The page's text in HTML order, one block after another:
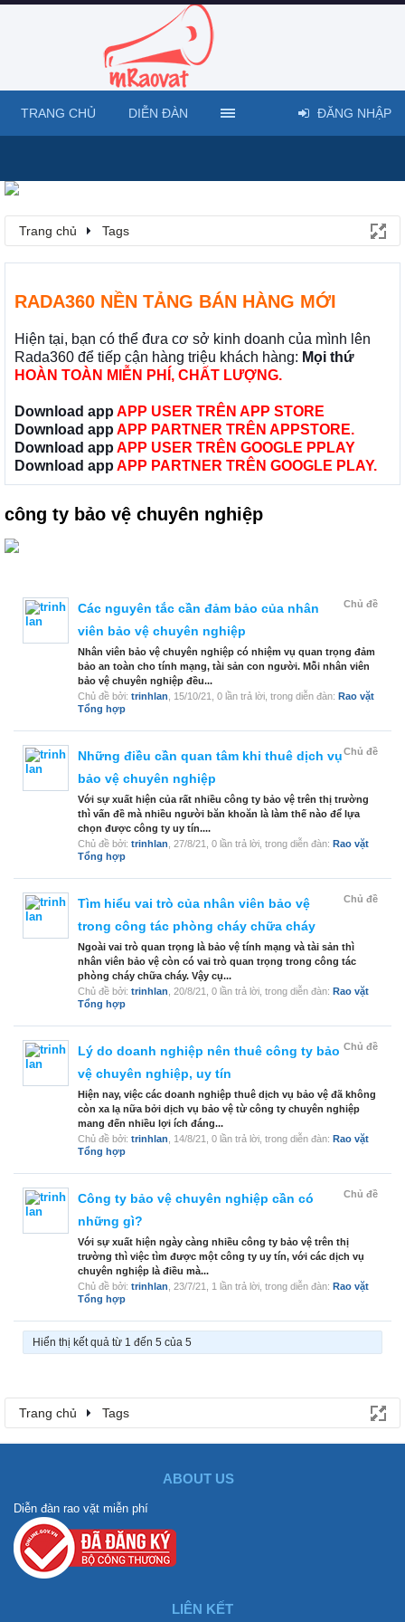
Trang chủ Tags
RADA360 NỀN TẢNG BÁN HÀNG MỚI
Hiện tại, bạn có thể đưa cơ sở kinh doanh của mình lên
Rada360 để tiếp cận hàng triệu khách hàng: Mọi thứ
HOÀN TOÀN MIỄN PHÍ, CHẤT LƯỢNG.
Download app APP USER TRÊN APP STORE
Download app APP PARTNER TRÊN APPSTORE.
Download app APP USER TRÊN GOOGLE PPLAY
Download app APP PARTNER TRÊN GOOGLE PLAY.
công ty bảo vệ chuyên nghiệp
Chủ đề
Các nguyên tắc cần đảm bảo của nhân
viên bảo vệ chuyên nghiệp
Nhân viên bảo vệ chuyên nghiệp có nhiệm vụ quan trọng đảm
bảo an toàn cho tính mạng, tài sản con người. Mỗi nhân viên
bảo vệ chuyên nghiệp đều...
Chủ đề bởi: trinhlan 15/10/21 , 0 lần trả lời, trong diễn đàn: Rao vặt
Tổng hợp
Chủ đề
Những điều cần quan tâm khi thuê dịch vụ
bảo vệ chuyên nghiệp
Với sự xuất hiện của rất nhiều công ty bảo vệ trên thị trường
thì vấn đề mà nhiều người băn khoăn là làm thế nào để lựa
chọn được công ty uy tín....
Chủ đề bởi: trinhlan 27/8/21 , 0 lần trả lời, trong diễn đàn: Rao vặt
Tổng hợp
Chủ đề
Tìm hiểu vai trò của nhân viên bảo vệ
trong công tác phòng cháy chữa cháy
Ngoài vai trò quan trọng là bảo vệ tính mạng và tài sản thì
nhân viên bảo vệ còn có vai trò quan trọng trong công tác
phòng cháy chữa cháy. Vậy cụ...
Chủ đề bởi: trinhlan 20/8/21 , 0 lần trả lời, trong diễn đàn: Rao vặt
Tổng hợp
Chủ đề
Lý do doanh nghiệp nên thuê công ty bảo
vệ chuyên nghiệp, uy tín
Hiện nay, việc các doanh nghiệp thuê dịch vụ bảo vệ đã không
còn xa lạ nữa bởi dịch vụ bảo vệ từ công ty chuyên nghiệp
mang đến nhiều lợi ích đáng...
Chủ đề bởi: trinhlan 14/8/21 , 0 lần trả lời, trong diễn đàn: Rao vặt
Tổng hợp
Chủ đề
Công ty bảo vệ chuyên nghiệp cần có
những gì?
Với sự xuất hiện ngày càng nhiều công ty bảo vệ trên thị
trường thì việc tìm được một công ty uy tín, với các dịch vụ
chuyên nghiệp là điều mà...
Chủ đề bởi: trinhlan 23/7/21 , 1 lần trả lời, trong diễn đàn: Rao vặt
Tổng hợp
Hiển thị kết quả từ 1 đến 5 của 5
Trang chủ Tags
TRANG CHỦ DIỄN ĐÀN ĐĂNG NHẬP
ABOUT US
Diễn đàn rao vặt miễn phí
LIÊN KẾT